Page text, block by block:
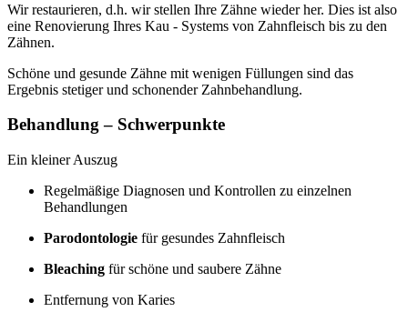
Wir restaurieren, d.h. wir stellen Ihre Zähne wieder her. Dies ist also
eine Renovierung Ihres Kau - Systems von Zahnfleisch bis zu den
Zähnen.
Schöne und gesunde Zähne mit wenigen Füllungen sind das
Ergebnis stetiger und schonender Zahnbehandlung.
Behandlung – Schwerpunkte
Ein kleiner Auszug
Regelmäßige Diagnosen und Kontrollen zu einzelnen
Behandlungen
Parodontologie für gesundes Zahnfleisch
Bleaching für schöne und saubere Zähne
Entfernung von Karies